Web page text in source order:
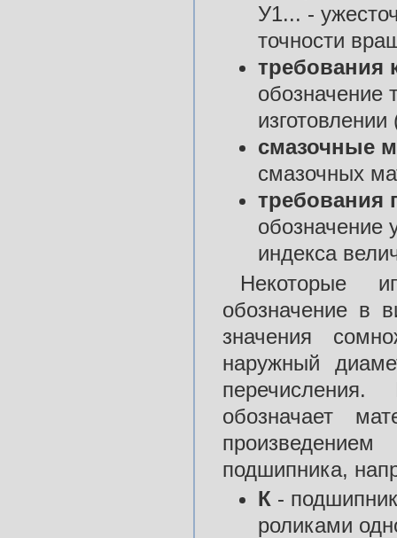
У1... -
точности
требования
обозначение
смазочные
смазочных
требования
обозначение
индекса
Некоторые
обозначение в
значения
наружный
обозначает
подшипника,
К -
роликами